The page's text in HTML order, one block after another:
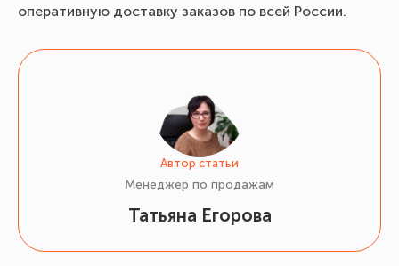
оперативную доставку заказов по всей России.
Автор статьи
Менеджер по продажам
Татьяна Егорова